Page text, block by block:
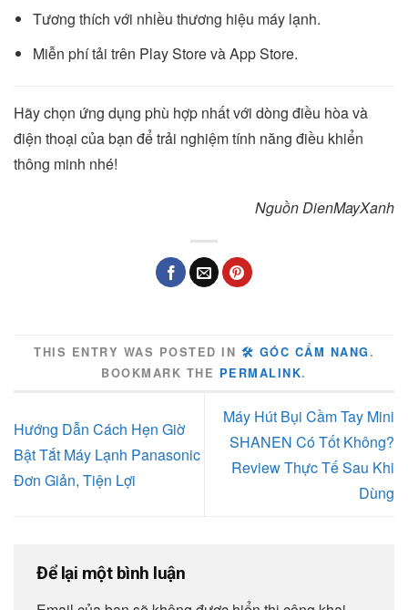
Tương thích với nhiều thương hiệu máy lạnh.
Miễn phí tải trên Play Store và App Store.
Hãy chọn ứng dụng phù hợp nhất với dòng điều hòa và
điện thoại của bạn để trải nghiệm tính năng điều khiển
thông minh nhé!
Nguồn DienMayXanh
THIS ENTRY WAS POSTED IN 🛠️ GÓC CẨM NANG .
BOOKMARK THE PERMALINK.
Hướng Dẫn Cách Hẹn Giờ
Bật Tắt Máy Lạnh Panasonic
Đơn Giản, Tiện Lợi
Máy Hút Bụi Cầm Tay Mini
SHANEN Có Tốt Không?
Review Thực Tế Sau Khi
Dùng
Để lại một bình luận